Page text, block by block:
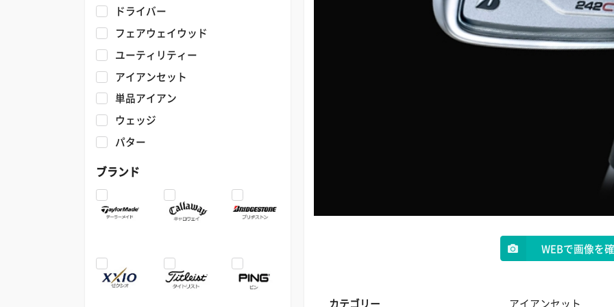
ドライバー
フェアウェイウッド
ユーティリティー
アイアンセット
単品アイアン
ウェッジ
パター
ブランド
WEBで画像を
カテゴリー アイアンセット